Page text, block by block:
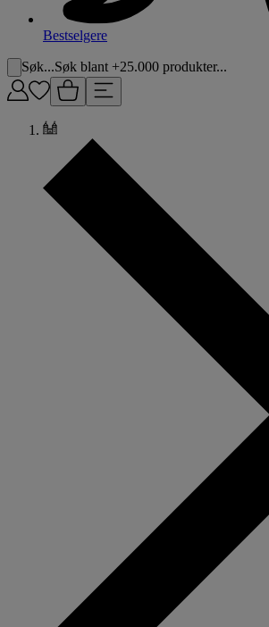
Bestselgere
Søk...Søk blant +25.000 produkter...